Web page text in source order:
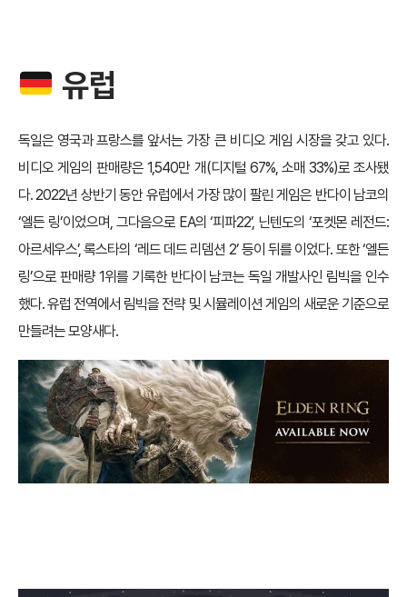
유럽
독일은 영국과 프랑스를 앞서는 가장 큰 비디오 게임 시장을 갖고 있다.
비디오 게임의 판매량은 1,540만 개(디지털 67%, 소매 33%)로 조사됐
다. 2022년 상반기 동안 유럽에서 가장 많이 팔린 게임은 반다이 남코의
‘엘든 링’이었으며, 그다음으로 EA의 ‘피파22’, 닌텐도의 ‘포켓몬 레전드:
아르세우스’, 록스타의 ‘레드 데드 리뎀션 2’ 등이 뒤를 이었다. 또한 ‘엘든
링’으로 판매량 1위를 기록한 반다이 남코는 독일 개발사인 림빅을 인수
했다. 유럽 전역에서 림빅을 전략 및 시뮬레이션 게임의 새로운 기준으로
만들려는 모양새다.